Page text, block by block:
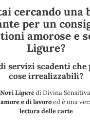
cercando una
per un
amorose e
Ligure?
servizi scadenti
cose irrealizzabili?
Liguredi Divina
e di lavoro ed è una
lettura delle carte